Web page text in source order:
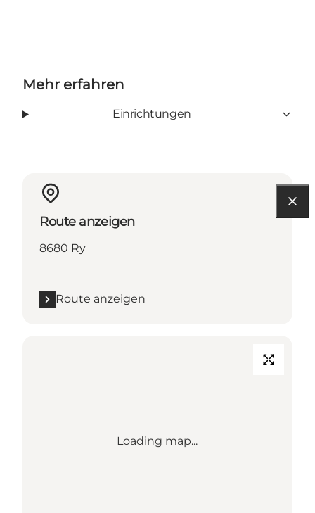
Mehr erfahren
Einrichtungen
Route anzeigen
8680 Ry
Route anzeigen
Loading map...